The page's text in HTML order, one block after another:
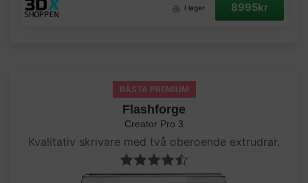
I lager 8995kr
BÄSTA PREMIUM
Flashforge
Creator Pro 3
Kvalitativ skrivare med två oberoende extrudrar.